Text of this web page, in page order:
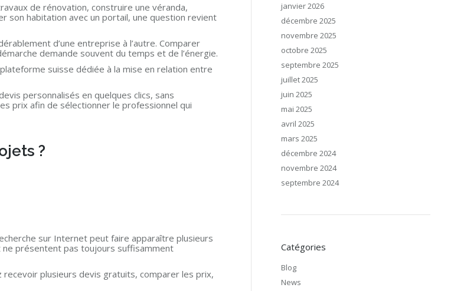
de rénovation, construire une véranda,
son habitation avec un portail, une question revient
d’une entreprise à l’autre. Comparer
demande souvent du temps et de l’énergie.
suisse dédiée à la mise en relation entre
personnalisés en quelques clics, sans
prix afin de sélectionner le professionnel qui
?
sur Internet peut faire apparaître plusieurs
présentent pas toujours suffisamment
plusieurs devis gratuits, comparer les prix,
janvier 2026
décembre 2025
novembre 2025
octobre 2025
septembre 2025
juillet 2025
juin 2025
mai 2025
avril 2025
mars 2025
décembre 2024
novembre 2024
septembre 2024
Catégories
Blog
News